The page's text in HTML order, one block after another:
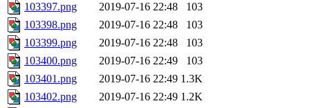
103397.png
2019-07-16 22:48
103
103398.png
2019-07-16 22:48
103
103399.png
2019-07-16 22:48
103
103400.png
2019-07-16 22:49
103
103401.png
2019-07-16 22:49 1.3K
103402.png
2019-07-16 22:49 1.2K